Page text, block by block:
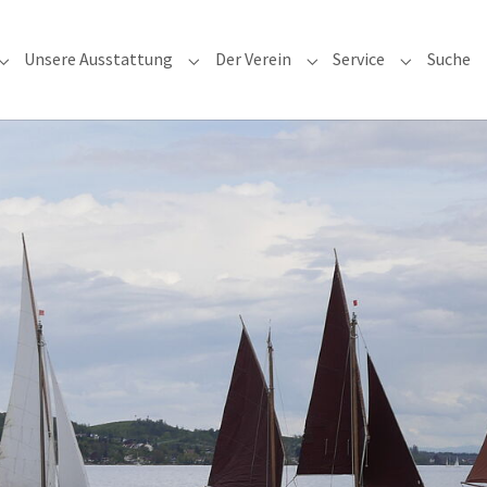
Submenu for "Unsere Angebote"
Unsere Ausstattung Submenu for "Unsere Ausstattung"
Der Verein Submenu for "Der Verein"
Service Submenu
Suche